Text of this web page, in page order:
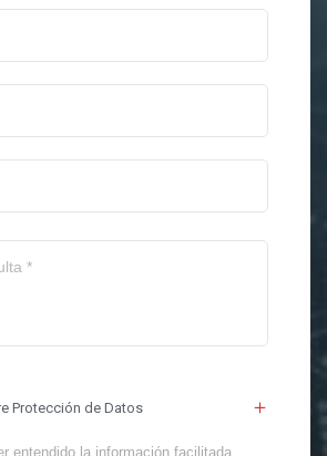
Protección de Datos
entendido la información facilitada